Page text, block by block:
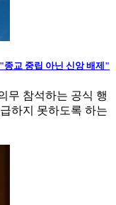
종교 중립 아닌 신앙 배제"
무 참석하는 공식 행
하지 못하도록 하는